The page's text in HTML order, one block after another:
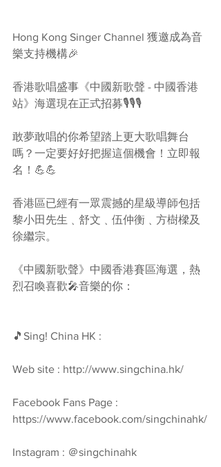
Hong Kong Singer Channel 獲邀成為音
樂支持機構🎉
香港歌唱盛事《中國新歌聲 - 中國香港
站》海選現在正式招募🎙🎙🎙
敢夢敢唱的你希望踏上更大歌唱舞台
嗎？一定要好好把握這個機會！立即報
名！💪💪
香港區已經有一眾震撼的星級導師包括
黎小田先生﹑舒文﹑伍仲衡﹑方樹樑及
徐繼宗。
《中國新歌聲》中國香港賽區海選，熱
烈召喚喜歡🎤音樂的你：
🎵Sing! China HK :
Web site : http://www.singchina.hk/
Facebook Fans Page :
https://www.facebook.com/singchinahk/
Instagram : ＠singchinahk